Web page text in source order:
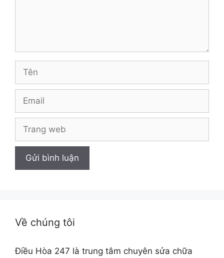
Tên
Email
Trang
Về chúng tôi
Điều Hòa 247 là trung tâm chuyên sửa chữa